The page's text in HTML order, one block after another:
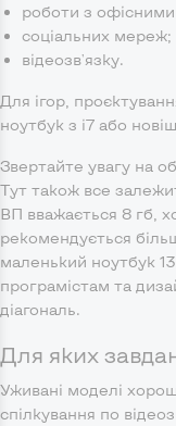
роботи з
соціальних мереж;
відеозв'язку.
Для ігор,
ноутбук з i7 або
Звертайте увагу на
Тут також все
ВП вважається 8 гб,
рекомендується
маленький ноутбук
програмістам та
діагональ.
Для яких
Уживані моделі
спілкування по